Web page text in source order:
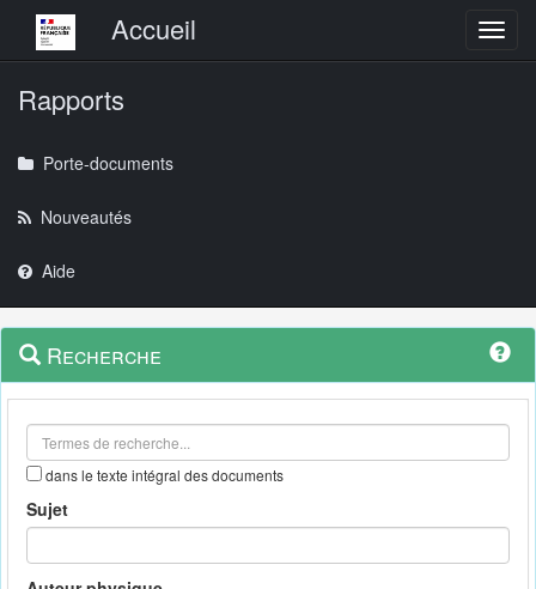
Menu principalAccueil
Rapports
Porte-documents
Nouveautés
Aide
Navigation
outils
Menu
contextuel
Recherche
dans le texte intégral des documents
Sujet